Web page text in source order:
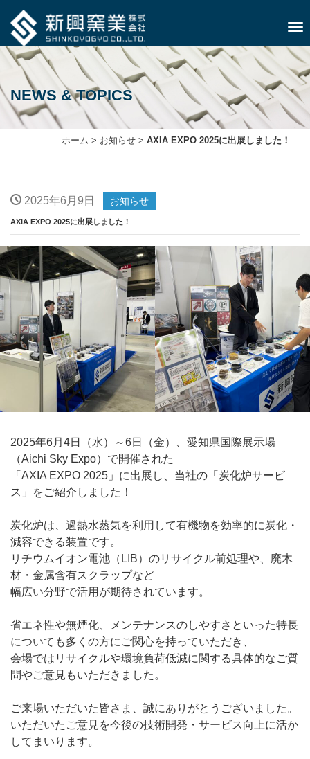
ナビ
NEWS & TOPICS
ホーム > お知らせ > AXIA EXPO 2025に出展しました！
2025年6月9日 お知らせ
AXIA EXPO 2025に出展しました！
2025年6月4日（水）～6日（金）、愛知県国際展示場
（Aichi Sky Expo）で開催された
「AXIA EXPO 2025」に出展し、当社の「炭化炉サービ
ス」をご紹介しました！
炭化炉は、過熱水蒸気を利用して有機物を効率的に炭化・
減容できる装置です。
リチウムイオン電池（LIB）のリサイクル前処理や、廃木
材・金属含有スクラップなど
幅広い分野で活用が期待されています。
省エネ性や無煙化、メンテナンスのしやすさといった特長
についても多くの方にご関心を持っていただき、
会場ではリサイクルや環境負荷低減に関する具体的なご質
問やご意見もいただきました。
ご来場いただいた皆さま、誠にありがとうございました。
いただいたご意見を今後の技術開発・サービス向上に活か
してまいります。